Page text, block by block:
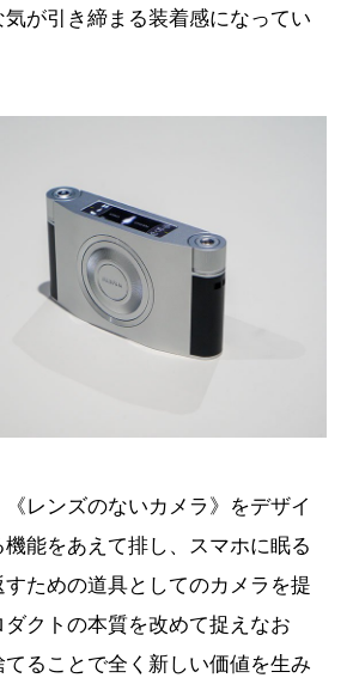
気が引き締まる装着感になってい
レンズのないカメラ》をデザイ
能をあえて排し、スマホに眠る
ための道具としてのカメラを提
クトの本質を改めて捉えなお
ることで全く新しい価値を生み